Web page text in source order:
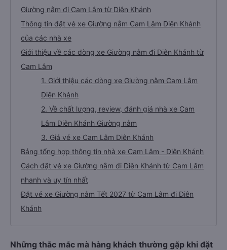
Giường nằm đi Cam Lâm từ Diên Khánh
Thông tin đặt vé xe Giường nằm Cam Lâm Diên Khánh
của các nhà xe
Giới thiệu về các dòng xe Giường nằm đi Diên Khánh từ
Cam Lâm
1. Giới thiệu các dòng xe Giường nằm Cam Lâm
Diên Khánh
2. Về chất lượng, review, đánh giá nhà xe Cam
Lâm Diên Khánh Giường nằm
3. Giá vé xe Cam Lâm Diên Khánh
Bảng tổng hợp thông tin nhà xe Cam Lâm - Diên Khánh
Cách đặt vé xe Giường nằm đi Diên Khánh từ Cam Lâm
nhanh và uy tín nhất
Đặt vé xe Giường nằm Tết 2027 từ Cam Lâm đi Diên
Khánh
Những thắc mắc mà hàng khách thường gặp khi đặt